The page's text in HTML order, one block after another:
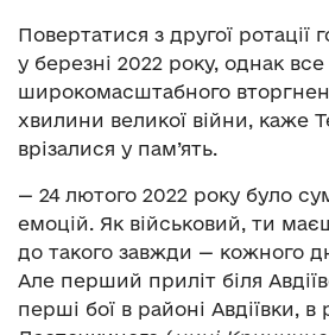
Повертатися з другої ротації
у березні 2022 року, однак
широкомасштабного
хвилини великої війни, каже
врізалися у пам’ять.
— 24 лютого 2022 року було
емоцій. Як військовий, ти
до такого завжди — кожного
Але перший приліт біля
перші бої в районі Авдіївки, в